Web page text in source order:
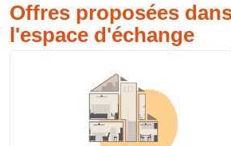
Offres proposées
l'espace d'échange